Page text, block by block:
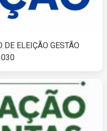
DE ELEIÇÃO GESTÃO